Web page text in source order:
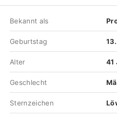
Bekannt als
Geburtstag
Alter 41
Geschlecht
Sternzeichen